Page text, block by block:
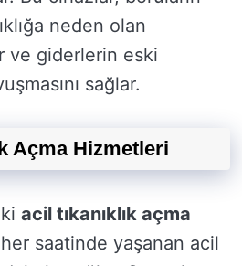
neden olan
ve giderlerin eski
sağlar.
Açma Hizmetleri
acil tıkanıklık açma
saatinde yaşanan acil